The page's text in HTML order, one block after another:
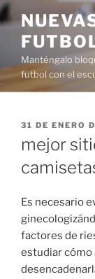
Saltar
al
contenido
Manténgalo
futbol con el
PUBLICADO
31 DE ENERO
mejor
Es necesario
factores de
estudiar cómo